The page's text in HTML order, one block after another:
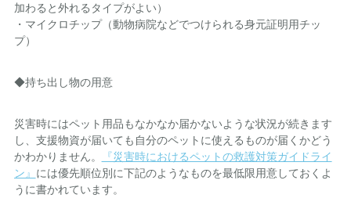
加わると外れるタイプがよい）
・マイクロチップ（動物病院などでつけられる身元証明用チッ
プ）
◆持ち出し物の用意
災害時にはペット用品もなかなか届かないような状況が続きます
し、支援物資が届いても自分のペットに使えるものが届くかどう
かわかりません。
『災害時におけるペットの救護対策ガイドライ
ン』 には優先順位別に下記のようなものを最低限用意しておくよ
うに書かれています。